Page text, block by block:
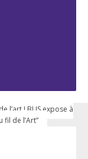
l’art ! BUS expose à
fil de l’Art”